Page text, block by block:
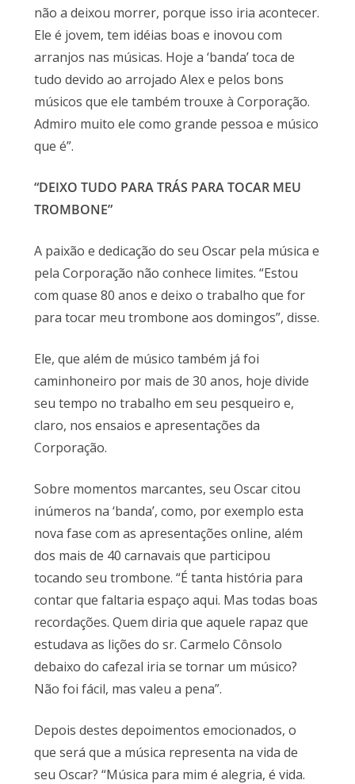
não a deixou morrer, porque isso iria acontecer.
Ele é jovem, tem idéias boas e inovou com
arranjos nas músicas. Hoje a ‘banda’ toca de
tudo devido ao arrojado Alex e pelos bons
músicos que ele também trouxe à Corporação.
Admiro muito ele como grande pessoa e músico
que é”.
“DEIXO TUDO PARA TRÁS PARA TOCAR MEU
TROMBONE”
A paixão e dedicação do seu Oscar pela música e
pela Corporação não conhece limites. “Estou
com quase 80 anos e deixo o trabalho que for
para tocar meu trombone aos domingos”, disse.
Ele, que além de músico também já foi
caminhoneiro por mais de 30 anos, hoje divide
seu tempo no trabalho em seu pesqueiro e,
claro, nos ensaios e apresentações da
Corporação.
Sobre momentos marcantes, seu Oscar citou
inúmeros na ‘banda’, como, por exemplo esta
nova fase com as apresentações online, além
dos mais de 40 carnavais que participou
tocando seu trombone. “É tanta história para
contar que faltaria espaço aqui. Mas todas boas
recordações. Quem diria que aquele rapaz que
estudava as lições do sr. Carmelo Cônsolo
debaixo do cafezal iria se tornar um músico?
Não foi fácil, mas valeu a pena”.
Depois destes depoimentos emocionados, o
que será que a música representa na vida de
seu Oscar? “Música para mim é alegria, é vida.